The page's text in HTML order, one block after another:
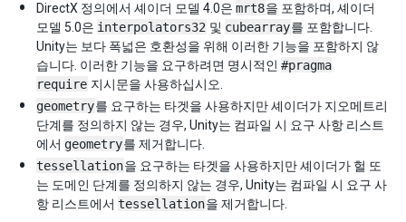
DirectX 정의에서 셰이더 모델 4.0은 mrt8을 포함하며, 셰이더
모델 5.0은 interpolators32 및 cubearray를 포함합니다.
Unity는 보다 폭넓은 호환성을 위해 이러한 기능을 포함하지 않
습니다. 이러한 기능을 요구하려면 명시적인 #pragma
require 지시문을 사용하십시오.
geometry를 요구하는 타겟을 사용하지만 셰이더가 지오메트리
단계를 정의하지 않는 경우, Unity는 컴파일 시 요구 사항 리스트
에서 geometry를 제거합니다.
tessellation을 요구하는 타겟을 사용하지만 셰이더가 헐 또
는 도메인 단계를 정의하지 않는 경우, Unity는 컴파일 시 요구 사
항 리스트에서 tessellation을 제거합니다.